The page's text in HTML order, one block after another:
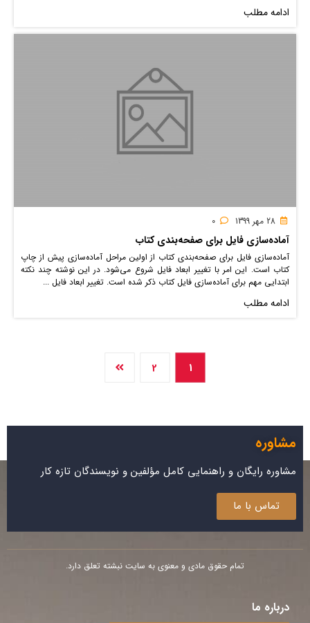
ادامه مطلب
آماده‌سازی فایل برای صفحه‌بندی کتاب
آماده‌سازی فایل برای صفحه‌بندی کتاب از اولین مراحل آماده‌سازی پیش از چاپ
کتاب است. این امر با تغییر ابعاد فایل شروع می‌شود. در این نوشته چند نکته
ابتدایی مهم برای آماده‌سازی فایل کتاب ذکر شده است. تغییر ابعاد فایل ...
ادامه مطلب
1
2
مشاوره
مشاوره رایگان و راهنمایی کامل مؤلفین و نویسندگان تازه کار
تماس با ما
تمام حقوق مادی و معنوی به سایت نبشته تعلق دارد.
درباره ما